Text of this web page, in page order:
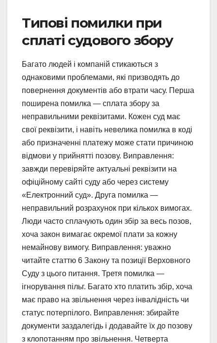
Типові помилки при
сплаті судового збору
Багато людей і компаній стикаються з
однаковими проблемами, які призводять до
повернення документів або втрати часу. Перша
поширена помилка — сплата збору за
неправильними реквізитами. Кожен суд має
свої реквізити, і навіть невелика помилка в коді
або призначенні платежу може стати причиною
відмови у прийнятті позову. Виправлення:
завжди перевіряйте актуальні реквізити на
офіційному сайті суду або через систему
«Електронний суд». Друга помилка —
неправильний розрахунок при кількох вимогах.
Люди часто сплачують один збір за весь позов,
хоча закон вимагає окремої плати за кожну
немайнову вимогу. Виправлення: уважно
читайте статтю 6 Закону та позиції Верховного
Суду з цього питання. Третя помилка —
ігнорування пільг. Багато хто платить збір, хоча
має право на звільнення через інвалідність чи
статус потерпілого. Виправлення: збирайте
документи заздалегідь і додавайте їх до позову
з клопотанням про звільнення. Четверта